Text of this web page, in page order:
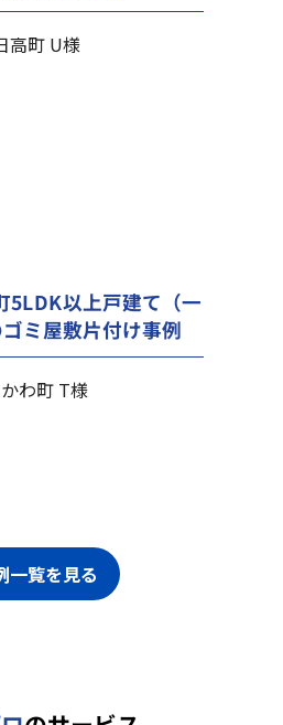
高町 U様
5LDK以上戸建て（一
ミ屋敷片付け事例
わ町 T様
一覧を見る